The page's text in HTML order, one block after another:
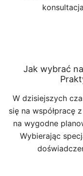
Jak wybrać
W dzisiejszych
się na współpracę
na wygodne
Wybierając